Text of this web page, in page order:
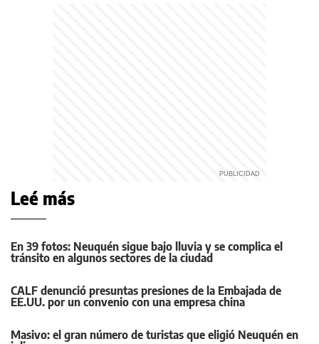
Leé más
En 39 fotos: Neuquén sigue bajo lluvia y se complica el
tránsito en algunos sectores de la ciudad
CALF denunció presuntas presiones de la Embajada de
EE.UU. por un convenio con una empresa china
Masivo: el gran número de turistas que eligió Neuquén en